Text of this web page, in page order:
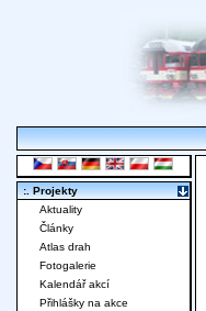
:. Projekty
Aktuality
Články
Atlas drah
Fotogalerie
Kalendář akcí
Přihlášky na akce